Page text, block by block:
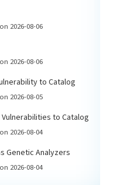
2026-08-06
2026-08-06
to Catalog
2026-08-05
to Catalog
2026-08-04
Genetic Analyzers
2026-08-04